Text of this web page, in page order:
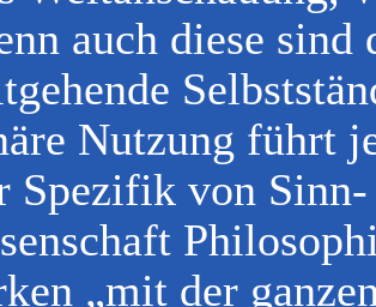
auch diese
Nutzung führt
Spezifik von
„mit der